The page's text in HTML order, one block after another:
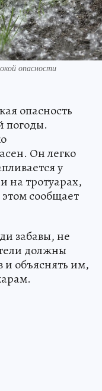
опасности
опасность
погоды.
Он легко
у
на тротуарах,
сообщает
забавы, не
должны
и объяснять им,